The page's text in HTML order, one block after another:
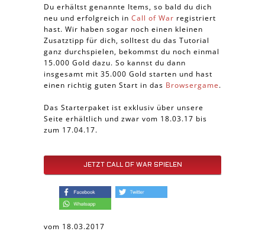
Du erhältst genannte Items, so bald du dich
neu und erfolgreich in Call of War registriert
hast. Wir haben sogar noch einen kleinen
Zusatztipp für dich, solltest du das Tutorial
ganz durchspielen, bekommst du noch einmal
15.000 Gold dazu. So kannst du dann
insgesamt mit 35.000 Gold starten und hast
einen richtig guten Start in das Browsergame.
Das Starterpaket ist exklusiv über unsere
Seite erhältlich und zwar vom 18.03.17 bis
zum 17.04.17.
JETZT CALL OF WAR SPIELEN
vom 18.03.2017